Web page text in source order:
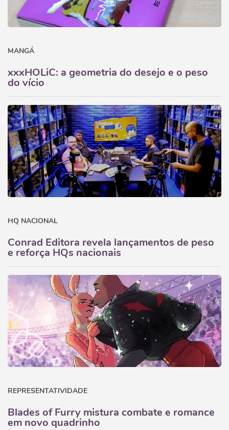
MANGÁ
xxxHOLiC: a geometria do desejo e o peso
do vício
HQ NACIONAL
Conrad Editora revela lançamentos de peso
e reforça HQs nacionais
REPRESENTATIVIDADE
Blades of Furry mistura combate e romance
em novo quadrinho